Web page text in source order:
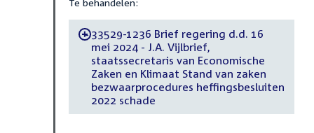
Te behandelen:
-33529-1236 Brief regering d.d. 16
mei 2024 - J.A. Vijlbrief,
staatssecretaris van Economische
Zaken en Klimaat Stand van zaken
bezwaarprocedures heffingsbesluiten
2022 schade